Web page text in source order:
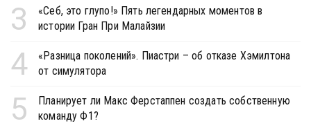
3
«Себ, это глупо!» Пять легендарных моментов в
истории Гран При Малайзии
4
«Разница поколений». Пиастри – об отказе Хэмилтона
от симулятора
5
Планирует ли Макс Ферстаппен создать собственную
команду Ф1?